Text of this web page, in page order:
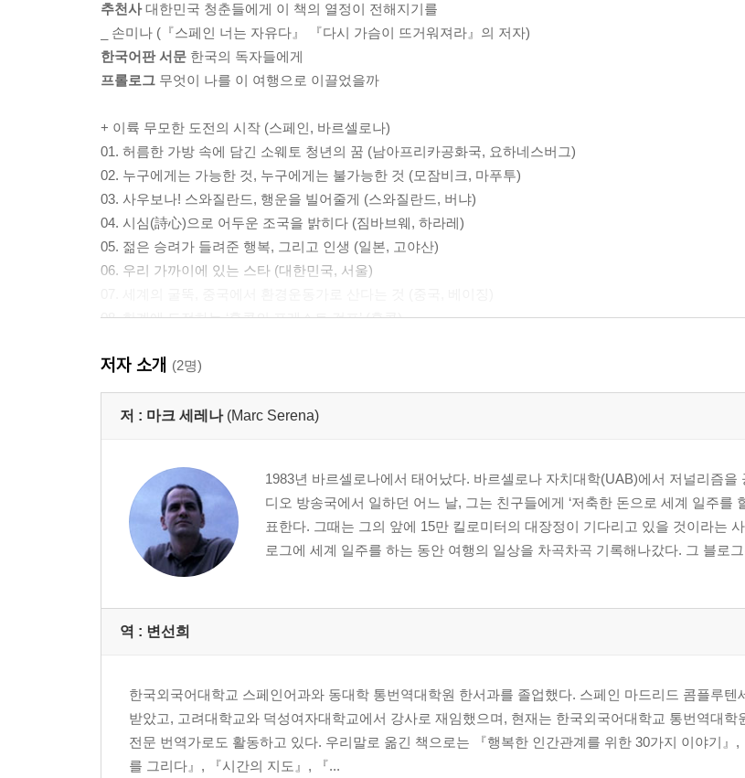
추천사대한민국 청춘들에게 이 책의 열정이 전해지기를
_ 손미나 (『스페인 너는 자유다』 『다시 가슴이 뜨거워져라』의 저자)
한국어판 서문 한국의 독자들에게
프롤로그 무엇이 나를 이 여행으로 이끌었을까
+ 이륙 무모한 도전의 시작 (스페인, 바르셀로나)
01. 허름한 가방 속에 담긴 소웨토 청년의 꿈 (남아프리카공화국, 요하네스버그)
02. 누구에게는 가능한 것, 누구에게는 불가능한 것 (모잠비크, 마푸투)
03. 사우보나! 스와질란드, 행운을 빌어줄게 (스와질란드, 버냐)
04. 시심(詩心)으로 어두운 조국을 밝히다 (짐바브웨, 하라레)
05. 젊은 승려가 들려준 행복, 그리고 인생 (일본, 고야산)
06. 우리 가까이에 있는 스타 (대한민국, 서울)
08. 한계에 도전하는 ‘홍콩의 포레스트 검프’ (홍콩)
10. 태국의 국민 스포츠, 무에타이 현장 방문기 (태국, 방콕)
11. 앙코르와트에서 나눈 과거와의 대화 (캄보디아, 씨엠립)
12. 모든 게 변화하고 있는 베트남 (베트남, 호찌민)
15. 전통을 이어가는 신세대 마오리족 (뉴질랜드, 타우랑가)
16. 카를라, 새 삶은 시작될 수 있을 거야 (칠레, 산티아고 데 칠레)
17. 세상을 바꿀 두 가지 희망 (아르헨티나, 부에노스아이레스)
18. 밀림에서 보낸 잊지 못할 하룻밤 (페루, 푸칼파/베타니아)
19. 음악과 함께 보고타 시내를 바라보며 (콜롬비아, 보고타)
21. 정겨운 치아파스 (멕시코, 치아파스)
24. 장미, 재스민 그리고 바닐라 (영국, 런던)
25. 언젠가 목성에 가닿을 그날을 기다리며 (러시아, 모스크바)
+ 착륙 다시 집으로 (스페인, 만레사)
저자 소개 (2명)
저 : 마크 세레나 (Marc Serena)
1983년 바르셀로나에서 태어났다. 바르셀로나 자치대학(UAB)에서 저널리즘을
디오 방송국에서 일하던 어느 날, 그는 친구들에게 ‘저축한 돈으로 세계 일주를
표한다. 그때는 그의 앞에 15만 킬로미터의 대장정이 기다리고 있을 것이라는
로그에 세계 일주를 하는 동안 여행의 일상을 차곡차곡 기록해나갔다. 그 블로
역 : 변선희
한국외국어대학교 스페인어과와 동대학 통번역대학원 한서과를 졸업했다. 스페인 마드리드 콤플루텐
받았고, 고려대학교와 덕성여자대학교에서 강사로 재임했으며, 현재는 한국외국어대학교 통번역대학
전문 번역가로도 활동하고 있다. 우리말로 옮긴 책으로는 『행복한 인간관계를 위한 30가지 이야기』
를 그리다』, 『시간의 지도』, 『...